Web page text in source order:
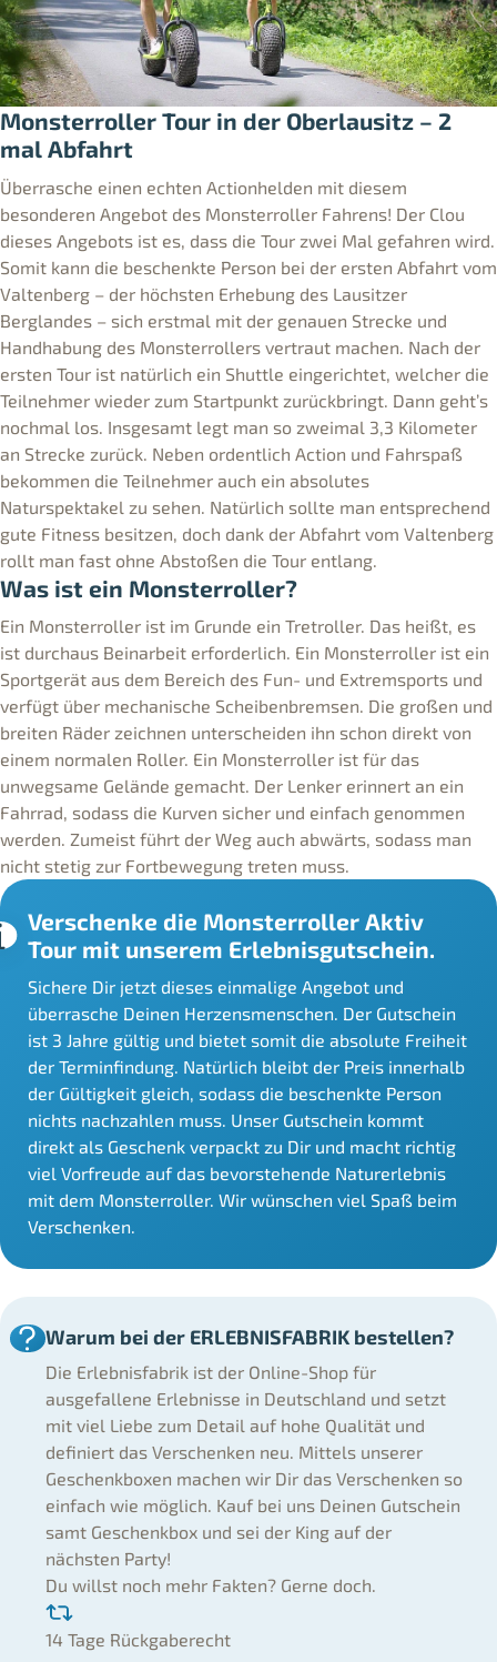
Monsterroller Tour in der Oberlausitz – 2
mal Abfahrt
Überrasche einen echten Actionhelden mit diesem
besonderen Angebot des Monsterroller Fahrens! Der Clou
dieses Angebots ist es, dass die Tour zwei Mal gefahren wird.
Somit kann die beschenkte Person bei der ersten Abfahrt vom
Valtenberg – der höchsten Erhebung des Lausitzer
Berglandes – sich erstmal mit der genauen Strecke und
Handhabung des Monsterrollers vertraut machen. Nach der
ersten Tour ist natürlich ein Shuttle eingerichtet, welcher die
Teilnehmer wieder zum Startpunkt zurückbringt. Dann geht’s
nochmal los. Insgesamt legt man so zweimal 3,3 Kilometer
an Strecke zurück. Neben ordentlich Action und Fahrspaß
bekommen die Teilnehmer auch ein absolutes
Naturspektakel zu sehen. Natürlich sollte man entsprechend
gute Fitness besitzen, doch dank der Abfahrt vom Valtenberg
rollt man fast ohne Abstoßen die Tour entlang.
Was ist ein Monsterroller?
Ein Monsterroller ist im Grunde ein Tretroller. Das heißt, es
ist durchaus Beinarbeit erforderlich. Ein Monsterroller ist ein
Sportgerät aus dem Bereich des Fun- und Extremsports und
verfügt über mechanische Scheibenbremsen. Die großen und
breiten Räder zeichnen unterscheiden ihn schon direkt von
einem normalen Roller. Ein Monsterroller ist für das
unwegsame Gelände gemacht. Der Lenker erinnert an ein
Fahrrad, sodass die Kurven sicher und einfach genommen
werden. Zumeist führt der Weg auch abwärts, sodass man
nicht stetig zur Fortbewegung treten muss.
Verschenke die Monsterroller Aktiv
Tour mit unserem Erlebnisgutschein.
Sichere Dir jetzt dieses einmalige Angebot und
überrasche Deinen Herzensmenschen. Der Gutschein
ist 3 Jahre gültig und bietet somit die absolute Freiheit
der Terminfindung. Natürlich bleibt der Preis innerhalb
der Gültigkeit gleich, sodass die beschenkte Person
nichts nachzahlen muss. Unser Gutschein kommt
direkt als Geschenk verpackt zu Dir und macht richtig
viel Vorfreude auf das bevorstehende Naturerlebnis
mit dem Monsterroller. Wir wünschen viel Spaß beim
Verschenken.
Warum bei der ERLEBNISFABRIK bestellen?
Die Erlebnisfabrik ist der Online-Shop für
ausgefallene Erlebnisse in Deutschland und setzt
mit viel Liebe zum Detail auf hohe Qualität und
definiert das Verschenken neu. Mittels unserer
Geschenkboxen machen wir Dir das Verschenken so
einfach wie möglich. Kauf bei uns Deinen Gutschein
samt Geschenkbox und sei der King auf der
nächsten Party!
Du willst noch mehr Fakten? Gerne doch.
14 Tage Rückgaberecht